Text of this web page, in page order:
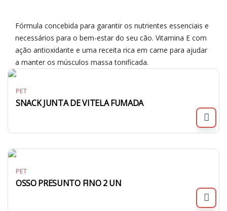
Fórmula concebida para garantir os nutrientes essenciais e
necessários para o bem-estar do seu cão. Vitamina E com
ação antioxidante e uma receita rica em carne para ajudar
a manter os músculos massa tonificada.
PET
SNACK JUNTA DE VITELA FUMADA
PET
OSSO PRESUNTO FINO 2 UN